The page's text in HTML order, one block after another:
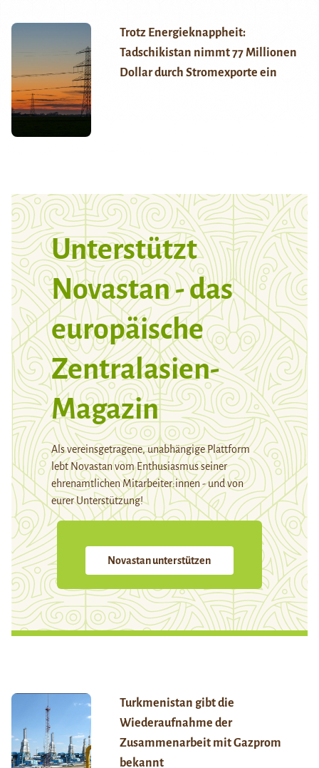
Trotz Energieknappheit:
Tadschikistan nimmt 77 Millionen
Dollar durch Stromexporte ein
Unterstützt
Novastan - das
europäische
Zentralasien-
Magazin
Als vereinsgetragene, unabhängige Plattform
lebt Novastan vom Enthusiasmus seiner
ehrenamtlichen Mitarbeiter:innen - und von
eurer Unterstützung!
Novastan unterstützen
Turkmenistan gibt die
Wiederaufnahme der
Zusammenarbeit mit Gazprom
bekannt